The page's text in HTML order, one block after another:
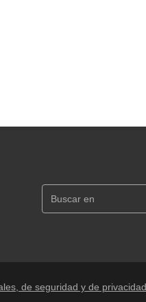
de seguridad y de privacidad